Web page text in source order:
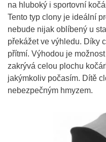
na hluboký i sportovní
Tento typ clony je ideální
nebude nijak oblíbený u
překážet ve výhledu. Díky
přítmí. Výhodou je
zakrývá celou plochu
jakýmkoliv počasím. Dítě
nebezpečným hmyzem.